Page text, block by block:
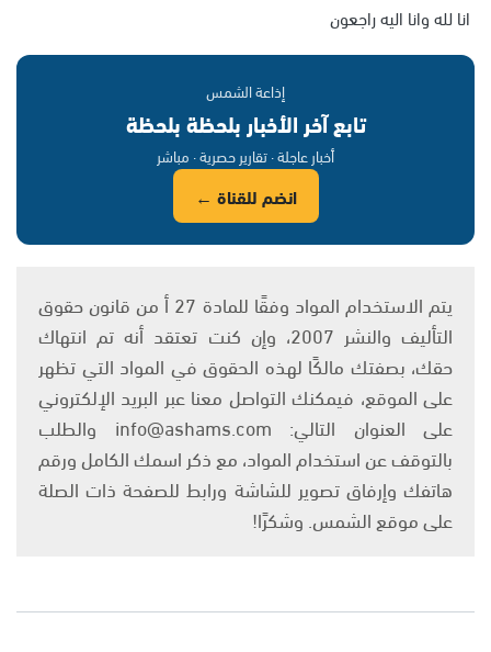
انا لله وانا اليه راجعون
إذاعة الشمس
تابع آخر الأخبار بلحظة بلحظة
أخبار عاجلة · تقارير حصرية · مباشر
انضم للقناة ←
يتم الاستخدام المواد وفقًا للمادة 27 أ من قانون حقوق
التأليف والنشر 2007، وإن كنت تعتقد أنه تم انتهاك
حقك، بصفتك مالكًا لهذه الحقوق في المواد التي تظهر
على الموقع، فيمكنك التواصل معنا عبر البريد الإلكتروني
على العنوان التالي: info@ashams.com والطلب
بالتوقف عن استخدام المواد، مع ذكر اسمك الكامل ورقم
هاتفك وإرفاق تصوير للشاشة ورابط للصفحة ذات الصلة
على موقع الشمس. وشكرًا!